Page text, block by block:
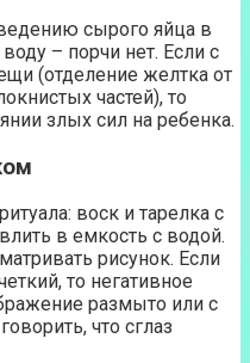
сырого яйца в
– порчи нет. Если с
(отделение желтка от
частей), то
злых сил на ребенка.
воск и тарелка с
в емкость с водой.
рисунок. Если
то негативное
размыто или с
что сглаз